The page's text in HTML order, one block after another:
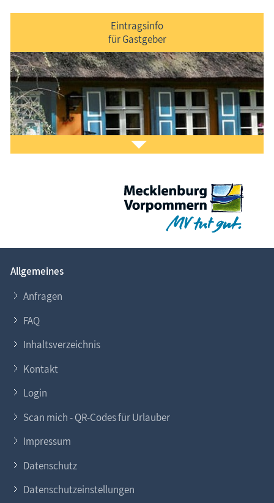
Laden Sie sich ein Stück Urlaub mit demFischland-
Darß-Zingst-Kalenderauf den Bildschirm.
Eintragsinfo
für Gastgeber
Sie möchten
präsentieren?
Gern helfen wir Ihnen dabei. Nehmen Sie
uns auf. Lesen Sie auch unsere
Gastgeber.
Allgemeines
Anfragen
FAQ
Inhaltsverzeichnis
Kontakt
Login
Scan mich - QR-Codes für Urlauber
Impressum
Datenschutz
Datenschutzeinstellungen